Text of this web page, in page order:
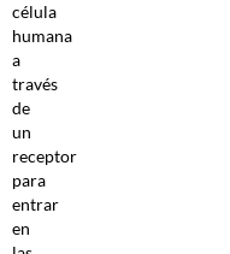
célula
humana
a
través
de
un
receptor
para
entrar
en